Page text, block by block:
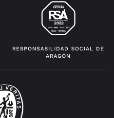
RESPONSABILIDAD SOCIAL DE
ARAGÓN